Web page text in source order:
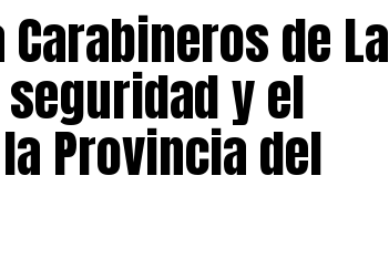
de La
y el
Provincia del